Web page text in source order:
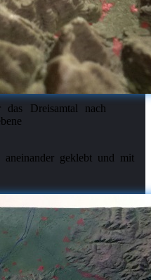
Dreisamtal nach
geklebt und mit